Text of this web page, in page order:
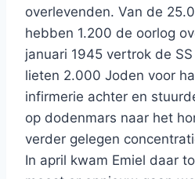
overlevenden. Van de
hebben 1.200 de oorlog
januari 1945 vertrok de
lieten 2.000 Joden voor
infirmerie achter en
op dodenmars naar het
verder gelegen
In april kwam Emiel daar